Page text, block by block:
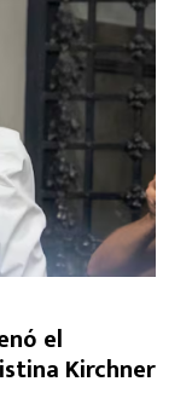
el
Kirchner